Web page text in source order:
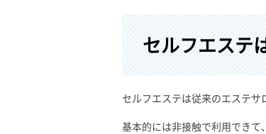
セルフエステ
セルフエステは従来のエステサ
基本的には非接触で利用でき